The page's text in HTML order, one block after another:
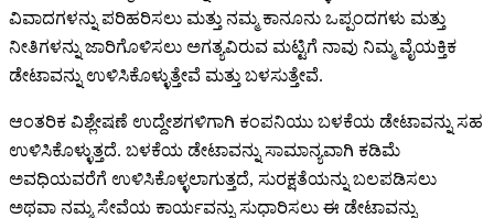
ವಿವಾದಗಳನ್ನು ಪರಿಹರಿಸಲು ಮತ್ತು ನಮ್ಮ ಕಾನೂನು ಒಪ್ಪಂದಗಳು ಮತ್ತು
ನೀತಿಗಳನ್ನು ಜಾರಿಗೊಳಿಸಲು ಅಗತ್ಯವಿರುವ ಮಟ್ಟಿಗೆ ನಾವು ನಿಮ್ಮ ವೈಯಕ್ತಿಕ
ಡೇಟಾವನ್ನು ಉಳಿಸಿಕೊಳ್ಳುತ್ತೇವೆ ಮತ್ತು ಬಳಸುತ್ತೇವೆ.
ಆಂತರಿಕ ವಿಶ್ಲೇಷಣೆ ಉದ್ದೇಶಗಳಿಗಾಗಿ ಕಂಪನಿಯು ಬಳಕೆಯ ಡೇಟಾವನ್ನು ಸಹ
ಉಳಿಸಿಕೊಳ್ಳುತ್ತದೆ. ಬಳಕೆಯ ಡೇಟಾವನ್ನು ಸಾಮಾನ್ಯವಾಗಿ ಕಡಿಮೆ
ಅವಧಿಯವರೆಗೆ ಉಳಿಸಿಕೊಳ್ಳಲಾಗುತ್ತದೆ, ಸುರಕ್ಷತೆಯನ್ನು ಬಲಪಡಿಸಲು
ಅಥವಾ ನಮ್ಮ ಸೇವೆಯ ಕಾರ್ಯವನ್ನು ಸುಧಾರಿಸಲು ಈ ಡೇಟಾವನ್ನು